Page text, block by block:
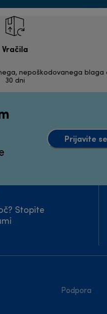
Vračila
nepoškodovanega blaga
30 dni
Prijavite
Stopite
Podpora